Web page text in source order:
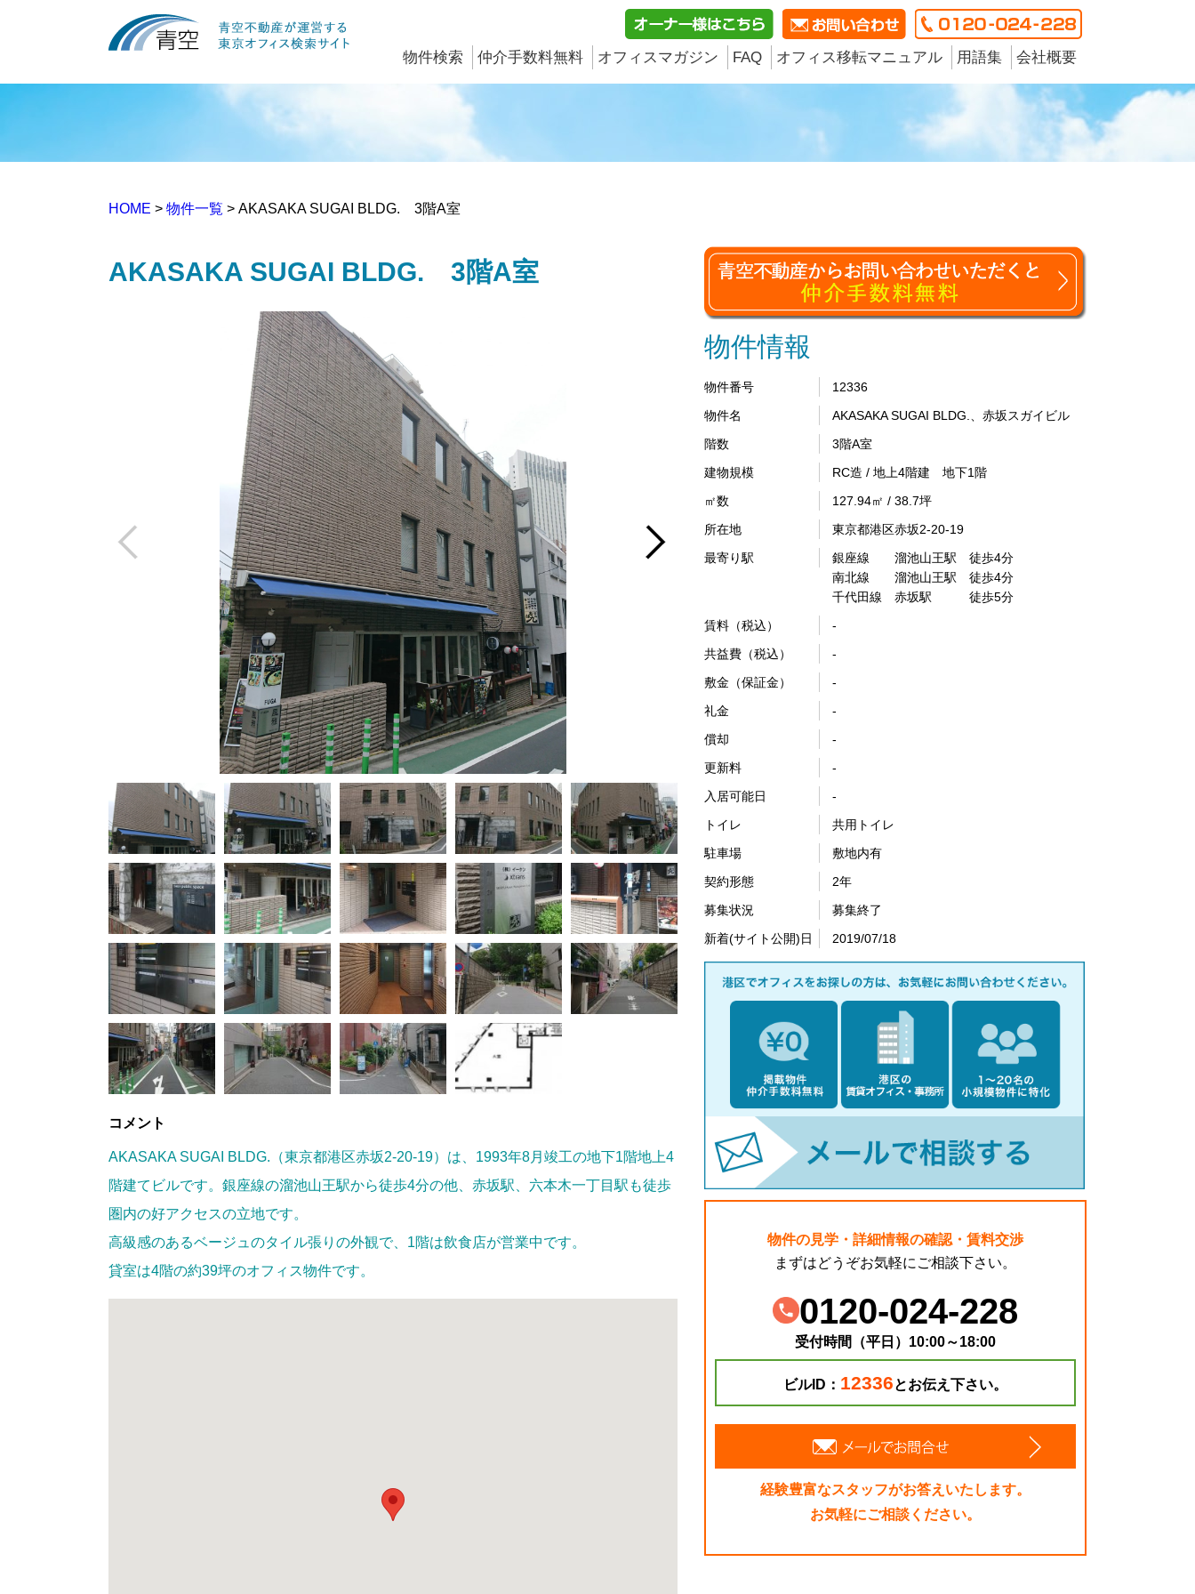
物件検索 仲介手数料無料 オフィスマガジン FAQ オフィス移転マニュアル 用語集 会社概要
HOME > 物件一覧 > AKASAKA SUGAI BLDG. 3階A室
AKASAKA SUGAI BLDG. 3階A室
コメント
AKASAKA SUGAI BLDG.（東京都港区赤坂2-20-19）は、1993年8月竣工の地下1階地上4
階建てビルです。銀座線の溜池山王駅から徒歩4分の他、赤坂駅、六本木一丁目駅も徒歩
圏内の好アクセスの立地です。
高級感のあるベージュのタイル張りの外観で、1階は飲食店が営業中です。
貸室は4階の約39坪のオフィス物件です。
物件情報
物件番号
12336
物件名
AKASAKA SUGAI BLDG.、赤坂スガイビル
階数
3階A室
建物規模
RC造 / 地上4階建 地下1階
㎡数
127.94㎡ / 38.7坪
所在地
東京都港区赤坂2-20-19
最寄り駅
銀座線 溜池山王駅 徒歩4分
南北線 溜池山王駅 徒歩4分
千代田線 赤坂駅 徒歩5分
賃料（税込）
-
共益費（税込）
-
敷金（保証金）
-
礼金
-
償却
-
更新料
-
入居可能日
-
トイレ
共用トイレ
駐車場
敷地内有
契約形態
2年
募集状況
募集終了
新着(サイト公開)日
2019/07/18
物件の見学・詳細情報の確認・賃料交渉
まずはどうぞお気軽にご相談下さい。
0120-024-228
受付時間（平日）10:00～18:00
ビルID： 12336とお伝え下さい。
経験豊富なスタッフがお答えいたします。
お気軽にご相談ください。